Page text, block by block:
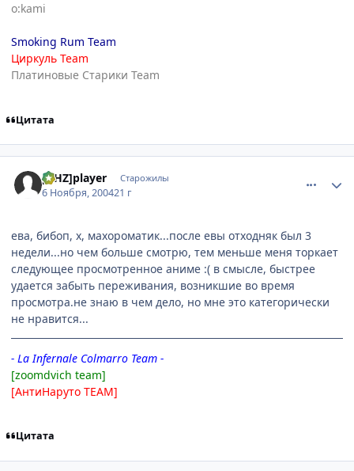
o:kami
Smoking Rum Team
Циркуль Team
Платиновые Старики Team
Цитата
[AHZ]player Старожилы
6 Ноября, 200421 г
ева, бибоп, x, махороматик...после евы отходняк был 3
недели...но чем больше смотрю, тем меньше меня торкает
следующее просмотренное аниме :( в смысле, быстрее
удается забыть переживания, возникшие во время
просмотра.не знаю в чем дело, но мне это категорически
не нравится...
- La Infernale Colmarro Team -
[zoomdvich team]
[АнтиНаруто TEAM]
Цитата